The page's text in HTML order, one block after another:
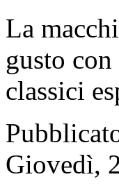
La
gusto
classici
Giovedì,